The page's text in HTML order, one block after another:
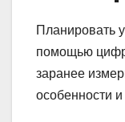
Планировать
помощью
заранее
особенности